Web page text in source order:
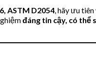
ASTM D2054 , hãy ưu
đáng tin cậy, có thể